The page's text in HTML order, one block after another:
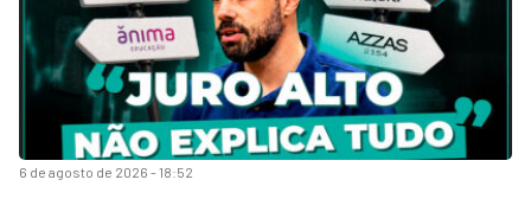
6 de agosto de 2026 - 18:52